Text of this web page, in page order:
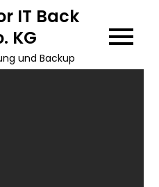
IT Back
KG
und Backup